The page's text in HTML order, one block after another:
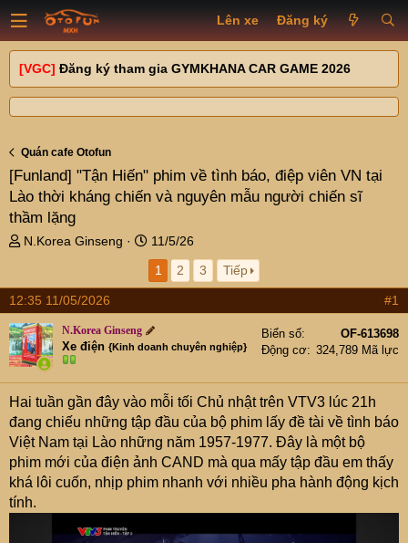
Lên xe Đăng ký
[VGC] Đăng ký tham gia GYMKHANA CAR GAME 2026
Quán cafe Otofun
[Funland] "Tận Hiến" phim về tình báo, điệp viên VN tại
Lào thời kháng chiến và nguyên mẫu người chiến sĩ
thầm lặng
T
e
a
d
s
t
r
e
r
N.Korea Ginseng
N
g
à
y
ử
i
11/5/26
1
2 3 Tiếp
12:35 11/05/2026 #1
N.Korea Ginseng
Xe điện {Kinh doanh chuyên nghiệp}
Biển số
OF-613698
Động cơ
324,789 Mã lực
Hai tuần gần đây vào mỗi tối Chủ nhật trên VTV3 lúc 21h
đang chiếu những tập đầu của bộ phim lấy đề tài về tình báo
Việt Nam tại Lào những năm 1957-1977. Đây là một bộ
phim mới của điện ảnh CAND mà qua mấy tập đầu em thấy
khá lôi cuốn, nhịp phim nhanh với nhiều pha hành động kịch
tính.